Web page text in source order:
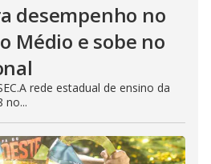
desempenho no
Médio e sobe no
rede estadual de ensino da
no...